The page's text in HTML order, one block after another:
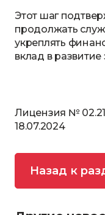
Этот шаг
продолжать
укреплять
вклад в
Лицензия №
18.07.2024
Назад к